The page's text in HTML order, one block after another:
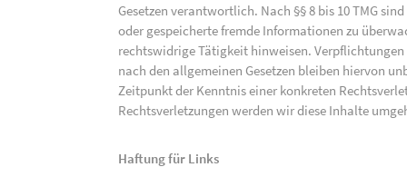
Gesetzen verantwortlich. Nach §§ 8 bis 10 TMG
oder gespeicherte fremde Informationen zu
rechtswidrige Tätigkeit hinweisen.
nach den allgemeinen Gesetzen bleiben hiervon
Zeitpunkt der Kenntnis einer konkreten
Rechtsverletzungen werden wir diese Inhalte
Haftung für Links